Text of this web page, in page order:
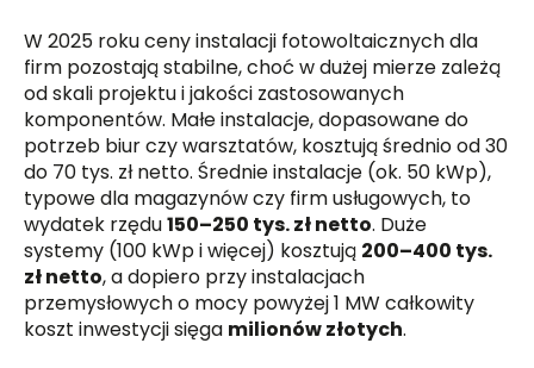
W 2025 roku ceny instalacji fotowoltaicznych dla
firm pozostają stabilne, choć w dużej mierze zależą
od skali projektu i jakości zastosowanych
komponentów. Małe instalacje, dopasowane do
potrzeb biur czy warsztatów, kosztują średnio od 30
do 70 tys. zł netto. Średnie instalacje (ok. 50 kWp),
typowe dla magazynów czy firm usługowych, to
wydatek rzędu150–250 tys. zł netto. Duże
systemy (100 kWp i więcej) kosztują 200–400 tys.
zł netto, a dopiero przy instalacjach
przemysłowych o mocy powyżej 1 MW całkowity
koszt inwestycji sięga milionów złotych.